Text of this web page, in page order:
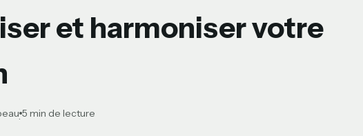
et harmoniser votre
·5 min de lecture